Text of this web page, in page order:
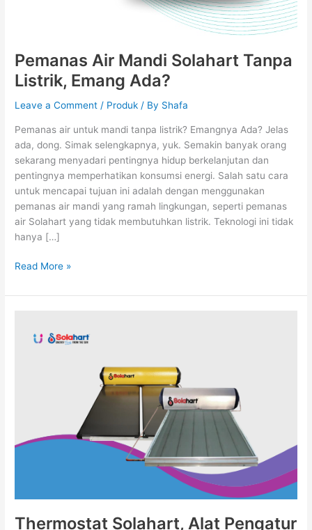
Pemanas Air Mandi Solahart Tanpa
Listrik, Emang Ada?
Leave a Comment / Produk / By Shafa
Pemanas air untuk mandi tanpa listrik? Emangnya Ada? Jelas
ada, dong. Simak selengkapnya, yuk. Semakin banyak orang
sekarang menyadari pentingnya hidup berkelanjutan dan
pentingnya memperhatikan konsumsi energi. Salah satu cara
untuk mencapai tujuan ini adalah dengan menggunakan
pemanas air mandi yang ramah lingkungan, seperti pemanas
air Solahart yang tidak membutuhkan listrik. Teknologi ini tidak
hanya […]
Read More »
Thermostat Solahart, Alat Pengatur
Solahart,